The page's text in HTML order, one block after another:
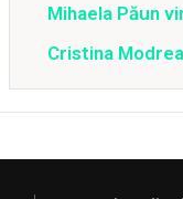
Mihaela Păun
Cristina